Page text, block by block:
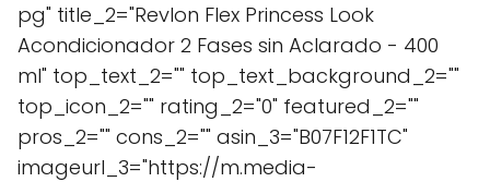
pg" title_2="Revlon Flex Princess Look
Acondicionador 2 Fases sin Aclarado - 400
ml" top_text_2="" top_text_background_2=""
top_icon_2="" rating_2="0" featured_2=""
pros_2="" cons_2="" asin_3="B07F12F1TC"
imageurl_3="https://m.media-